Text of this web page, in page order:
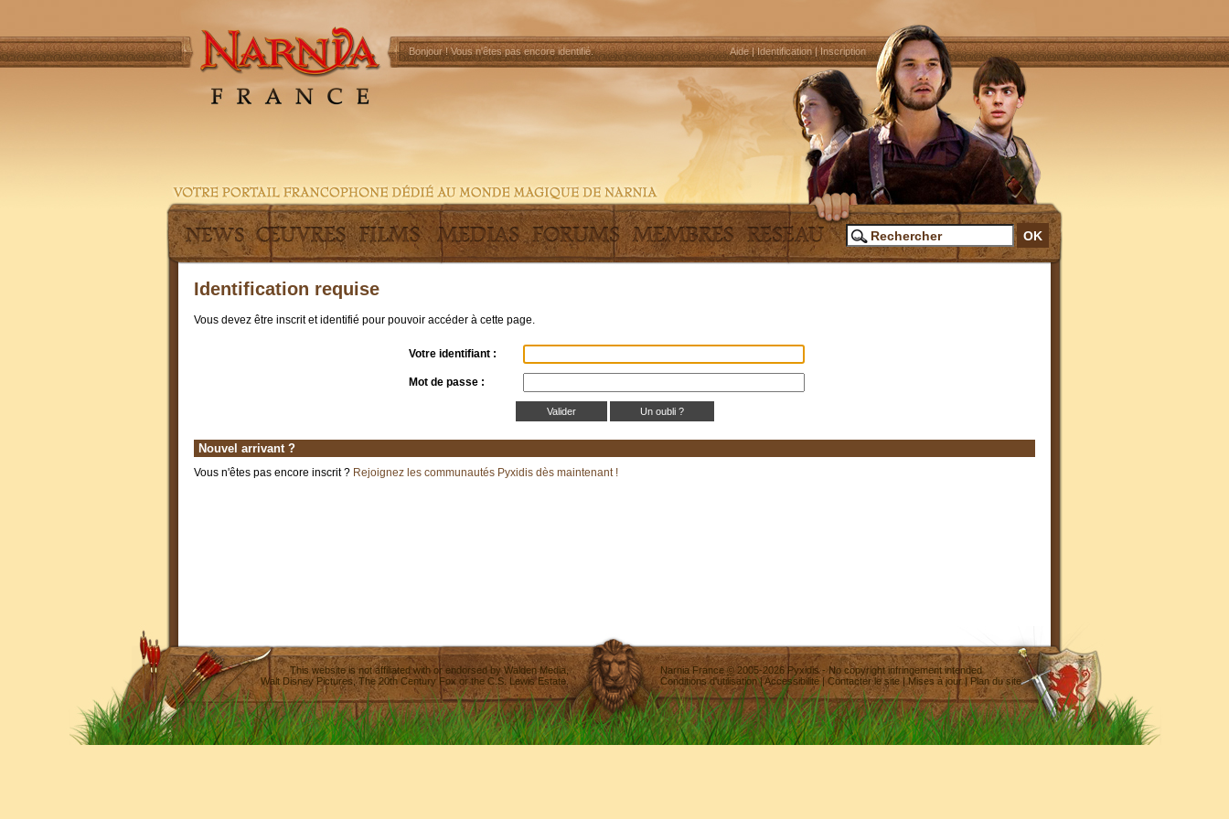
Bonjour !Vous n'êtes pas encore identifié. Aide|Identification|Inscription
Identification requise
Vous devez être inscrit et identifié pour pouvoir accéder à cette page.
Votre identifiant :
Mot de passe :
Un oubli ?
Nouvel arrivant ?
Vous n'êtes pas encore inscrit ? Rejoignez les communautés Pyxidis dès maintenant !
This website is not affiliated with or endorsed byWalden Media
Walt Disney Pictures,The 20th Century Fox or the C.S. Lewis Estate.
Narnia France ©2005-2026 Pyxidis- No copyright infringement intended
Conditions d'utilisation|Accessibilité| Contacter le site|Mises à jour| Plan du site